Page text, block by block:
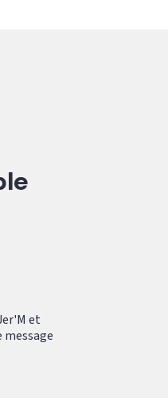
et
message